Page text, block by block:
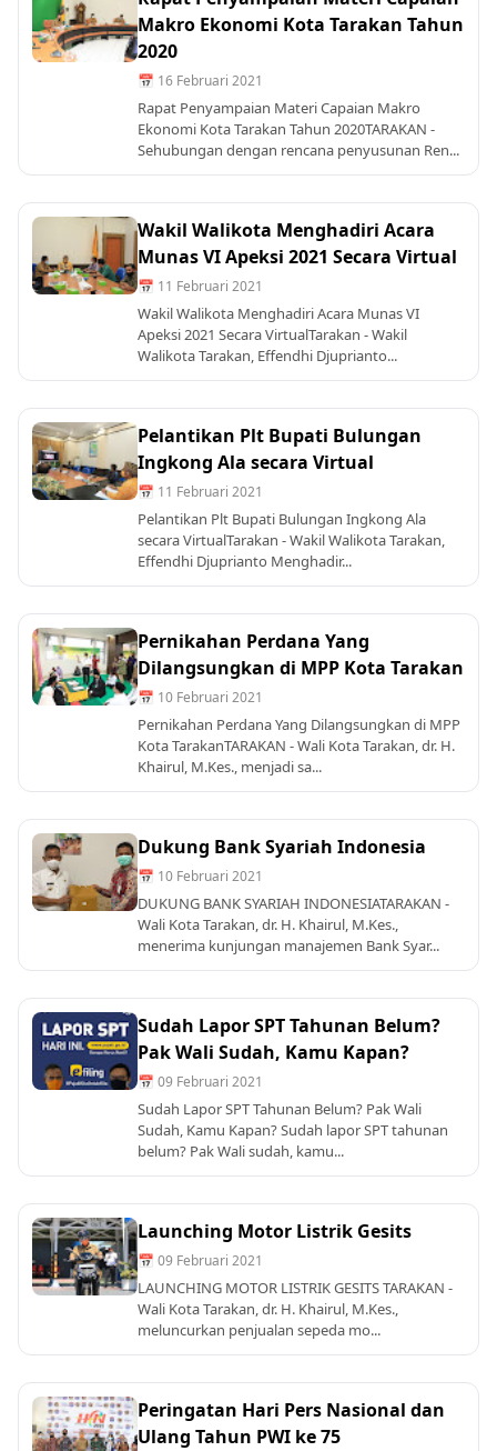
Makro Ekonomi Kota Tarakan Tahun
2020
📅 16 Februari 2021
Rapat Penyampaian Materi Capaian Makro
Ekonomi Kota Tarakan Tahun 2020TARAKAN -
Sehubungan dengan rencana penyusunan Ren...
Wakil Walikota Menghadiri Acara
Munas VI Apeksi 2021 Secara Virtual
📅 11 Februari 2021
Wakil Walikota Menghadiri Acara Munas VI
Apeksi 2021 Secara VirtualTarakan - Wakil
Walikota Tarakan, Effendhi Djuprianto...
Pelantikan Plt Bupati Bulungan
Ingkong Ala secara Virtual
📅 11 Februari 2021
Pelantikan Plt Bupati Bulungan Ingkong Ala
secara VirtualTarakan - Wakil Walikota Tarakan,
Effendhi Djuprianto Menghadir...
Pernikahan Perdana Yang
Dilangsungkan di MPP Kota Tarakan
📅 10 Februari 2021
Pernikahan Perdana Yang Dilangsungkan di MPP
Kota TarakanTARAKAN - Wali Kota Tarakan, dr. H.
Khairul, M.Kes., menjadi sa...
Dukung Bank Syariah Indonesia
📅 10 Februari 2021
DUKUNG BANK SYARIAH INDONESIATARAKAN -
Wali Kota Tarakan, dr. H. Khairul, M.Kes.,
menerima kunjungan manajemen Bank Syar...
Sudah Lapor SPT Tahunan Belum?
Pak Wali Sudah, Kamu Kapan?
📅 09 Februari 2021
Sudah Lapor SPT Tahunan Belum? Pak Wali
Sudah, Kamu Kapan? Sudah lapor SPT tahunan
belum? Pak Wali sudah, kamu...
Launching Motor Listrik Gesits
📅 09 Februari 2021
LAUNCHING MOTOR LISTRIK GESITS TARAKAN -
Wali Kota Tarakan, dr. H. Khairul, M.Kes.,
meluncurkan penjualan sepeda mo...
Peringatan Hari Pers Nasional dan
Ulang Tahun PWI ke 75